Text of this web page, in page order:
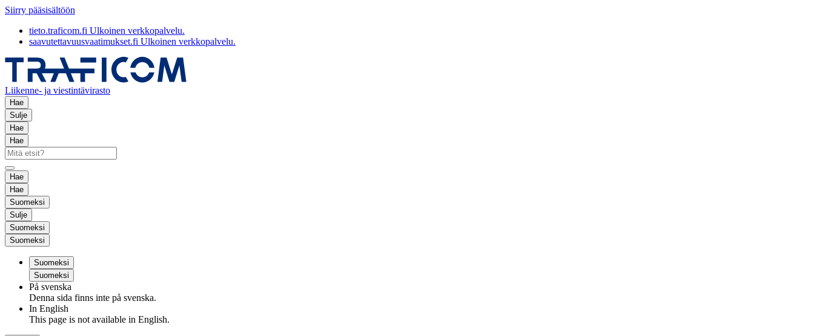
Siirry pääsisältöön
tieto.traficom.fi Ulkoinen verkkopalvelu.
saavutettavuusvaatimukset.fi Ulkoinen verkkopalvelu.
Liikenne- ja viestintävirasto
Hae
Sulje
Hae
Hae
Hae
Hae
Suomeksi
Sulje
Suomeksi
Suomeksi
Suomeksi
Suomeksi
På svenska
Denna sida finns inte på svenska.
In English
This page is not available in English.